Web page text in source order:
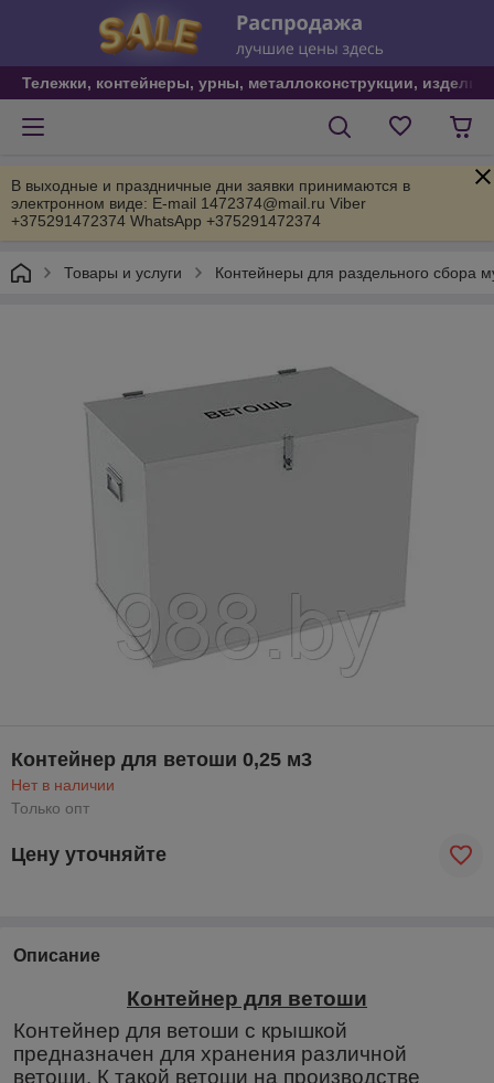
Тележки, контейнеры, урны, металлоконструкции,
В выходные и праздничные дни заявки принимаются в
электронном виде: E-mail 1472374@mail.ru Viber
+375291472374 WhatsApp +375291472374
Товары и услуги Контейнеры для раздельного сбора
Контейнер для ветоши 0,25 м3
Нет в наличии
Только опт
Цену уточняйте
Описание
Контейнер для ветоши
Контейнер для ветоши с крышкой
предназначен для хранения различной
ветоши. К такой ветоши на производстве